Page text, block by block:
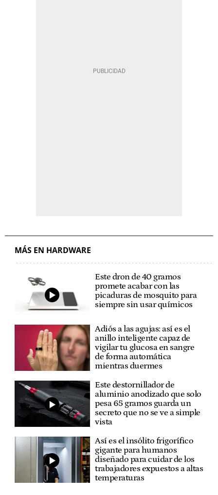
MÁS EN HARDWARE
Este dron de 40 gramos
promete acabar con las
picaduras de mosquito para
siempre sin usar químicos
Adiós a las agujas: así es el
anillo inteligente capaz de
vigilar tu glucosa en sangre
de forma automática
mientras duermes
Este destornillador de
aluminio anodizado que solo
pesa 65 gramos guarda un
secreto que no se ve a simple
vista
Así es el insólito frigorífico
gigante para humanos
diseñado para cuidar de los
trabajadores expuestos a altas
temperaturas